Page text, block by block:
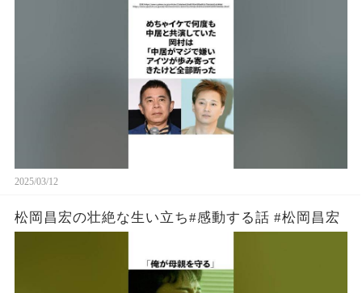
2025/03/12
松岡昌宏の壮絶な生い立ち#感動する話 #松岡昌宏